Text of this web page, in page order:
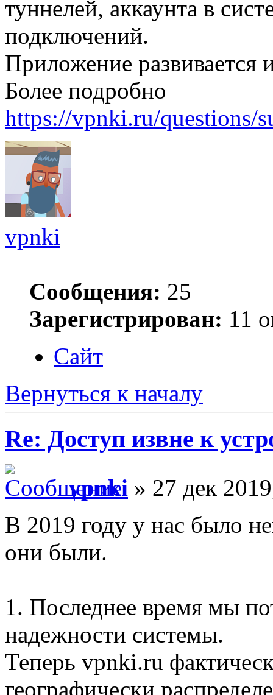
туннелей, аккаунта в
подключений.
Приложение развивается
Более подробно
https://vpnki.ru/questions/
vpnki
Сообщения: 25
Зарегистрирован: 11
Сайт
Вернуться к началу
Re: Доступ извне к
vpnki » 27 дек
В 2019 году у нас было
они были.
1. Последнее время мы
надежности системы.
Теперь vpnki.ru
географически